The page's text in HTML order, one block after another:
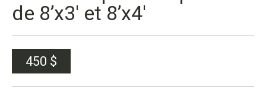
de 8’x3′ et 8’x4′
450 $